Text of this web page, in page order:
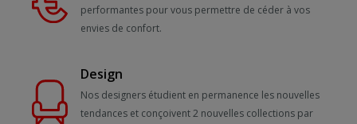
performantes pour vous permettre de céder à vos
envies de confort.
Design
Nos designers étudient en permanence les nouvelles
tendances et conçoivent 2 nouvelles collections par